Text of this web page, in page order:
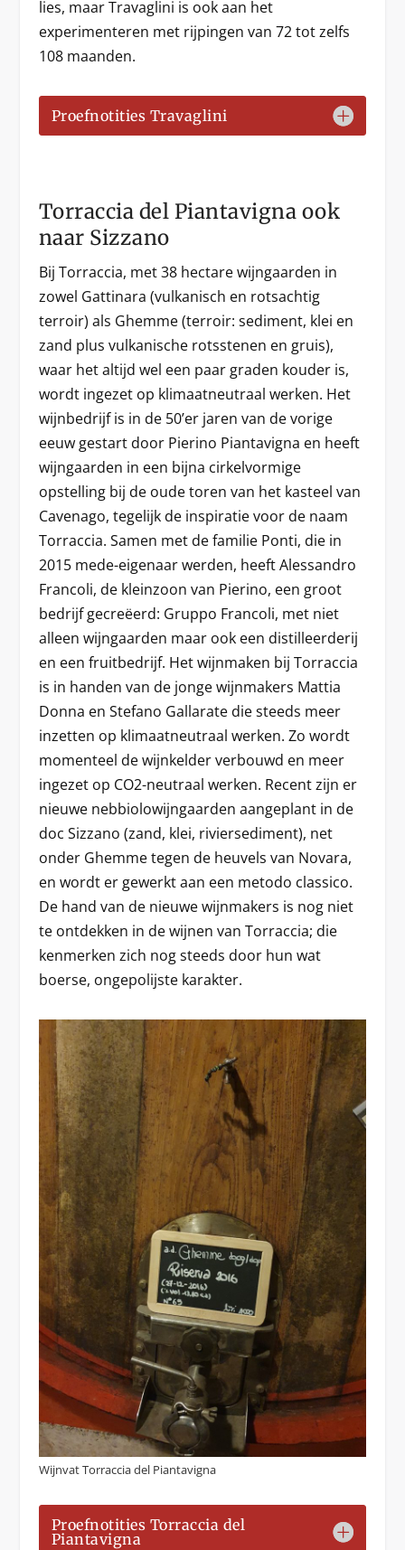
lies, maar Travaglini is ook aan het
experimenteren met rijpingen van 72 tot zelfs
108 maanden.
Proefnotities Travaglini
Torraccia del Piantavigna ook
naar Sizzano
Bij Torraccia, met 38 hectare wijngaarden in
zowel Gattinara (vulkanisch en rotsachtig
terroir) als Ghemme (terroir: sediment, klei en
zand plus vulkanische rotsstenen en gruis),
waar het altijd wel een paar graden kouder is,
wordt ingezet op klimaatneutraal werken. Het
wijnbedrijf is in de 50’er jaren van de vorige
eeuw gestart door Pierino Piantavigna en heeft
wijngaarden in een bijna cirkelvormige
opstelling bij de oude toren van het kasteel van
Cavenago, tegelijk de inspiratie voor de naam
Torraccia. Samen met de familie Ponti, die in
2015 mede-eigenaar werden, heeft Alessandro
Francoli, de kleinzoon van Pierino, een groot
bedrijf gecreëerd: Gruppo Francoli, met niet
alleen wijngaarden maar ook een distilleerderij
en een fruitbedrijf. Het wijnmaken bij Torraccia
is in handen van de jonge wijnmakers Mattia
Donna en Stefano Gallarate die steeds meer
inzetten op klimaatneutraal werken. Zo wordt
momenteel de wijnkelder verbouwd en meer
ingezet op CO2-neutraal werken. Recent zijn er
nieuwe nebbiolowijngaarden aangeplant in de
doc Sizzano (zand, klei, riviersediment), net
onder Ghemme tegen de heuvels van Novara,
en wordt er gewerkt aan een metodo classico.
De hand van de nieuwe wijnmakers is nog niet
te ontdekken in de wijnen van Torraccia; die
kenmerken zich nog steeds door hun wat
boerse, ongepolijste karakter.
Wijnvat Torraccia del Piantavigna
Proefnotities Torraccia del
Piantavigna